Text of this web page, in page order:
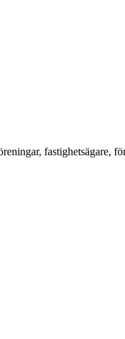
fastighetsägare,